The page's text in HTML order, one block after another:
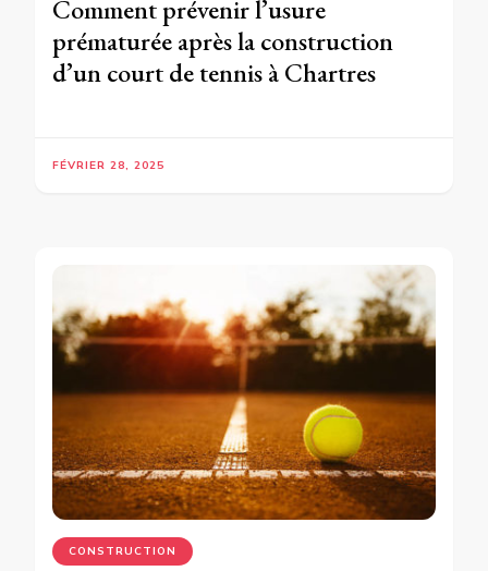
Comment prévenir l’usure
prématurée après la construction
d’un court de tennis à Chartres
FÉVRIER 28, 2025
CONSTRUCTION